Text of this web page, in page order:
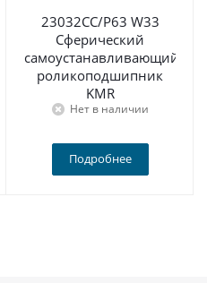
23032CC/P63 W33
Сферический
самоустанавливающийся
роликоподшипник
KMR
Нет в наличии
Подробнее